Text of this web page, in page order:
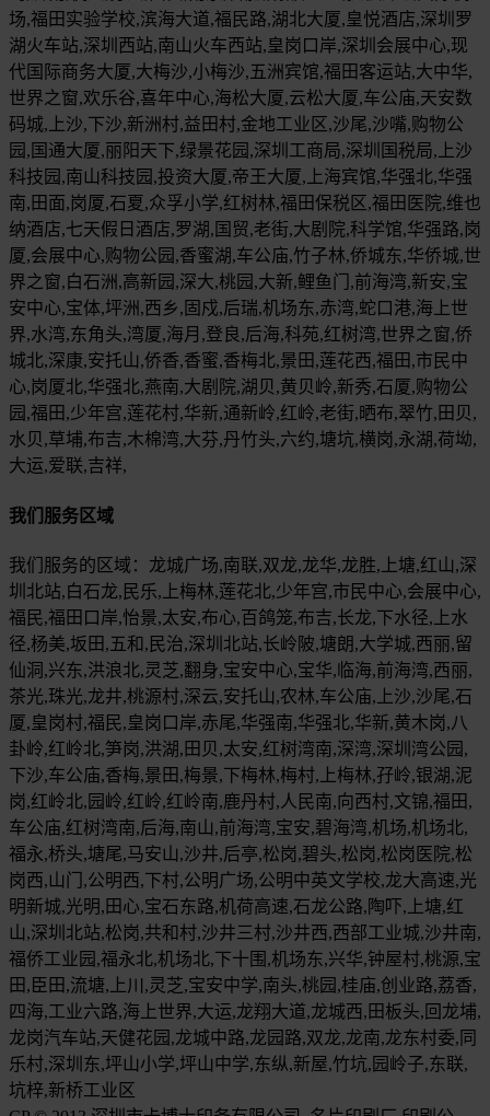
场,福田实验学校,滨海大道,福民路,湖北大厦,皇悦酒店,深圳罗
湖火车站,深圳西站,南山火车西站,皇岗口岸,深圳会展中心,现
代国际商务大厦,大梅沙,小梅沙,五洲宾馆,福田客运站,大中华,
世界之窗,欢乐谷,喜年中心,海松大厦,云松大厦,车公庙,天安数
码城,上沙,下沙,新洲村,益田村,金地工业区,沙尾,沙嘴,购物公
园,国通大厦,丽阳天下,绿景花园,深圳工商局,深圳国税局,上沙
科技园,南山科技园,投资大厦,帝王大厦,上海宾馆,华强北,华强
南,田面,岗厦,石夏,众孚小学,红树林,福田保税区,福田医院,维也
纳酒店,七天假日酒店,罗湖,国贸,老街,大剧院,科学馆,华强路,岗
厦,会展中心,购物公园,香蜜湖,车公庙,竹子林,侨城东,华侨城,世
界之窗,白石洲,高新园,深大,桃园,大新,鲤鱼门,前海湾,新安,宝
安中心,宝体,坪洲,西乡,固戍,后瑞,机场东,赤湾,蛇口港,海上世
界,水湾,东角头,湾厦,海月,登良,后海,科苑,红树湾,世界之窗,侨
城北,深康,安托山,侨香,香蜜,香梅北,景田,莲花西,福田,市民中
心,岗厦北,华强北,燕南,大剧院,湖贝,黄贝岭,新秀,石厦,购物公
园,福田,少年宫,莲花村,华新,通新岭,红岭,老街,晒布,翠竹,田贝,
水贝,草埔,布吉,木棉湾,大芬,丹竹头,六约,塘坑,横岗,永湖,荷坳,
大运,爱联,吉祥,
我们服务区域
我们服务的区域：龙城广场,南联,双龙,龙华,龙胜,上塘,红山,深
圳北站,白石龙,民乐,上梅林,莲花北,少年宫,市民中心,会展中心,
福民,福田口岸,怡景,太安,布心,百鸽笼,布吉,长龙,下水径,上水
径,杨美,坂田,五和,民治,深圳北站,长岭陂,塘朗,大学城,西丽,留
仙洞,兴东,洪浪北,灵芝,翻身,宝安中心,宝华,临海,前海湾,西丽,
茶光,珠光,龙井,桃源村,深云,安托山,农林,车公庙,上沙,沙尾,石
厦,皇岗村,福民,皇岗口岸,赤尾,华强南,华强北,华新,黄木岗,八
卦岭,红岭北,笋岗,洪湖,田贝,太安,红树湾南,深湾,深圳湾公园,
下沙,车公庙,香梅,景田,梅景,下梅林,梅村,上梅林,孖岭,银湖,泥
岗,红岭北,园岭,红岭,红岭南,鹿丹村,人民南,向西村,文锦,福田,
车公庙,红树湾南,后海,南山,前海湾,宝安,碧海湾,机场,机场北,
福永,桥头,塘尾,马安山,沙井,后亭,松岗,碧头,松岗,松岗医院,松
岗西,山门,公明西,下村,公明广场,公明中英文学校,龙大高速,光
明新城,光明,田心,宝石东路,机荷高速,石龙公路,陶吓,上塘,红
山,深圳北站,松岗,共和村,沙井三村,沙井西,西部工业城,沙井南,
福侨工业园,福永北,机场北,下十围,机场东,兴华,钟屋村,桃源,宝
田,臣田,流塘,上川,灵芝,宝安中学,南头,桃园,桂庙,创业路,荔香,
四海,工业六路,海上世界,大运,龙翔大道,龙城西,田板头,回龙埔,
龙岗汽车站,天健花园,龙城中路,龙园路,双龙,龙南,龙东村委,同
乐村,深圳东,坪山小学,坪山中学,东纵,新屋,竹坑,园岭子,东联,
坑梓,新桥工业区